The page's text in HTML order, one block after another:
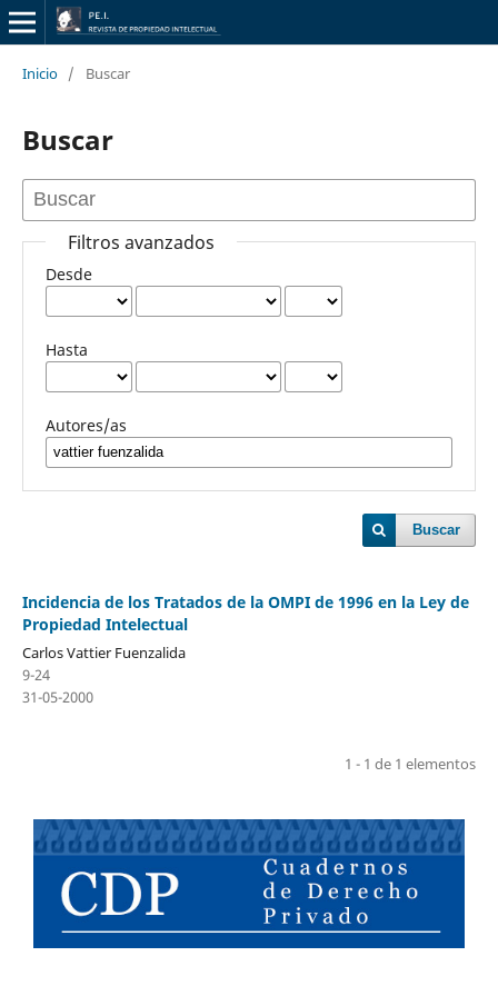
Inicio / Buscar
Buscar
Filtros avanzados
Desde
Hasta
Autores/as
Buscar
Incidencia de los Tratados de la OMPI de 1996 en la Ley de
Propiedad Intelectual
Carlos Vattier Fuenzalida
9-24
31-05-2000
1 - 1 de 1 elementos